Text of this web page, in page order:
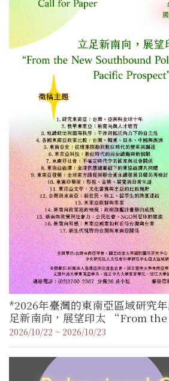
*2026年臺灣的東南亞區域研究
足新南向，展望印太 “From
Southbound Policy to the
Prospect”」徵稿啟事（即日起
2026/10/22 ~ 2026/10/23